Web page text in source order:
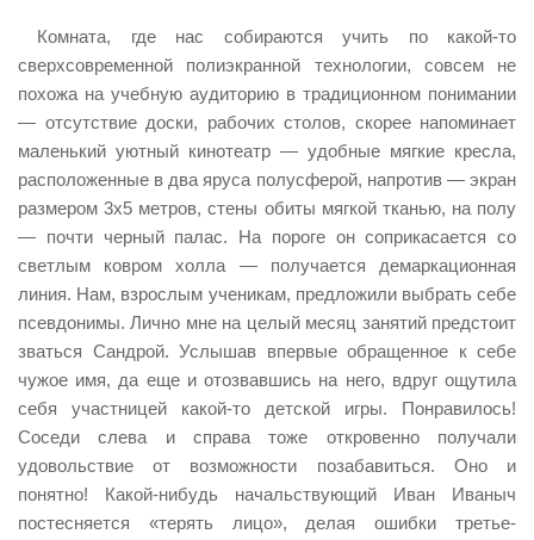
Комната, где нас собираются учить по какой-то
сверхсовременной полиэкранной технологии, совсем не
похожа на учебную аудиторию в традиционном понимании
— отсутствие доски, рабочих столов, скорее напоминает
маленький уютный кинотеатр — удобные мягкие кресла,
расположенные в два яруса полусферой, напротив — экран
размером 3х5 метров, стены обиты мягкой тканью, на полу
— почти черный палас. На пороге он соприкасается со
светлым ковром холла — получается демаркационная
линия. Нам, взрослым ученикам, предложили выбрать себе
псевдонимы. Лично мне на целый месяц занятий предстоит
зваться Сандрой. Услышав впервые обращенное к себе
чужое имя, да еще и отозвавшись на него, вдруг ощутила
себя участницей какой-то детской игры. Понравилось!
Соседи слева и справа тоже откровенно получали
удовольствие от возможности позабавиться. Оно и
понятно! Какой-нибудь начальствующий Иван Иваныч
постесняется «терять лицо», делая ошибки третье-